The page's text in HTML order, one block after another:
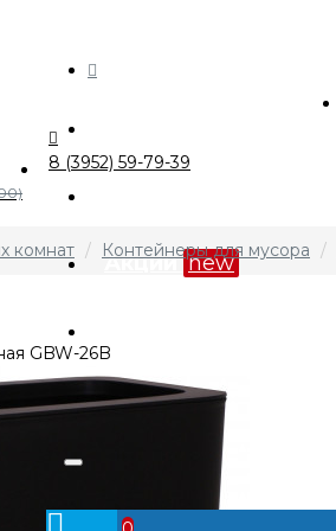
Акции new
Контакты
8 (3952) 59-79-39
комнат Контейнеры для мусора